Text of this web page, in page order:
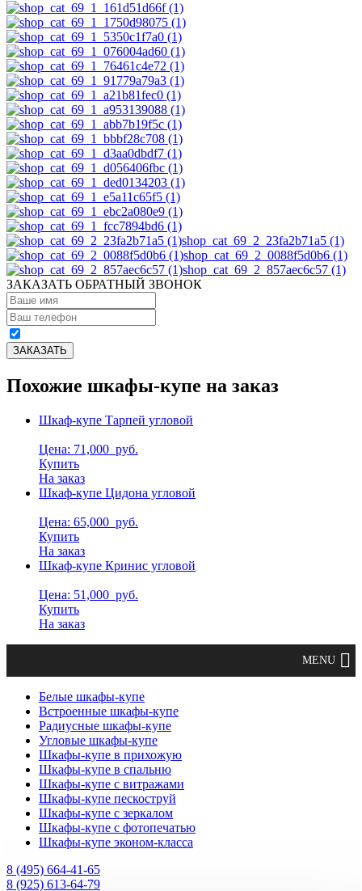
shop_cat_69_2_23fa2b71a5 (1)
shop_cat_69_2_0088f5d0b6 (1)
shop_cat_69_2_857aec6c57 (1)
ЗАКАЗАТЬ ОБРАТНЫЙ ЗВОНОК
Похожие шкафы-купе на заказ
Шкаф-купе Тарпей угловой
Цена: 71,000 руб.
Купить
На заказ
Шкаф-купе Цидона угловой
Цена: 65,000 руб.
Купить
На заказ
Шкаф-купе Кринис угловой
Цена: 51,000 руб.
Купить
На заказ
Белые шкафы-купе
Встроенные шкафы-купе
Радиусные шкафы-купе
Угловые шкафы-купе
Шкафы-купе в прихожую
Шкафы-купе в спальню
Шкафы-купе с витражами
Шкафы-купе пескоструй
Шкафы-купе с зеркалом
Шкафы-купе с фотопечатью
Шкафы-купе эконом-класса
8 (495) 664-41-65
8 (925) 613-64-79